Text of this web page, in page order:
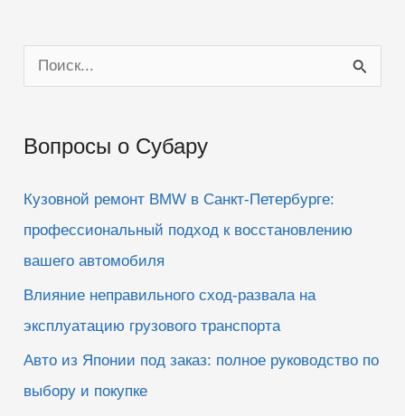
о
с
Вопросы о Субару
Кузовной ремонт BMW в Санкт-Петербурге:
профессиональный подход к восстановлению
вашего автомобиля
Влияние неправильного сход-развала на
эксплуатацию грузового транспорта
Авто из Японии под заказ: полное руководство по
выбору и покупке